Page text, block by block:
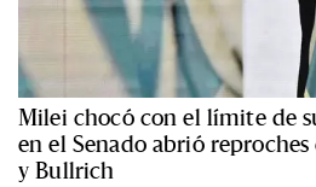
Milei chocó con el límite de
en el Senado abrió
y Bullrich